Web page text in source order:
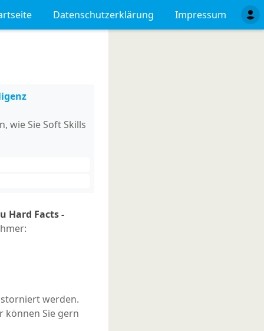
Datenschutzerklärung Impressum
wie Sie Soft Skills
Hard Facts -
werden.
können Sie gern